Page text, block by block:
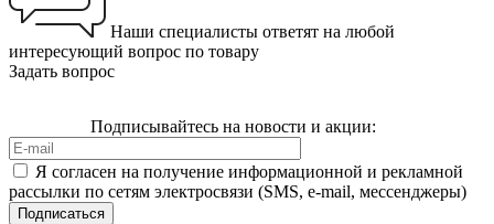
Наши специалисты ответят на любой
интересующий вопрос по товару
Задать вопрос
Подписывайтесь на новости и акции:
Я согласен на получение информационной и рекламной
рассылки по сетям электросвязи (SMS, e-mail, мессенджеры)